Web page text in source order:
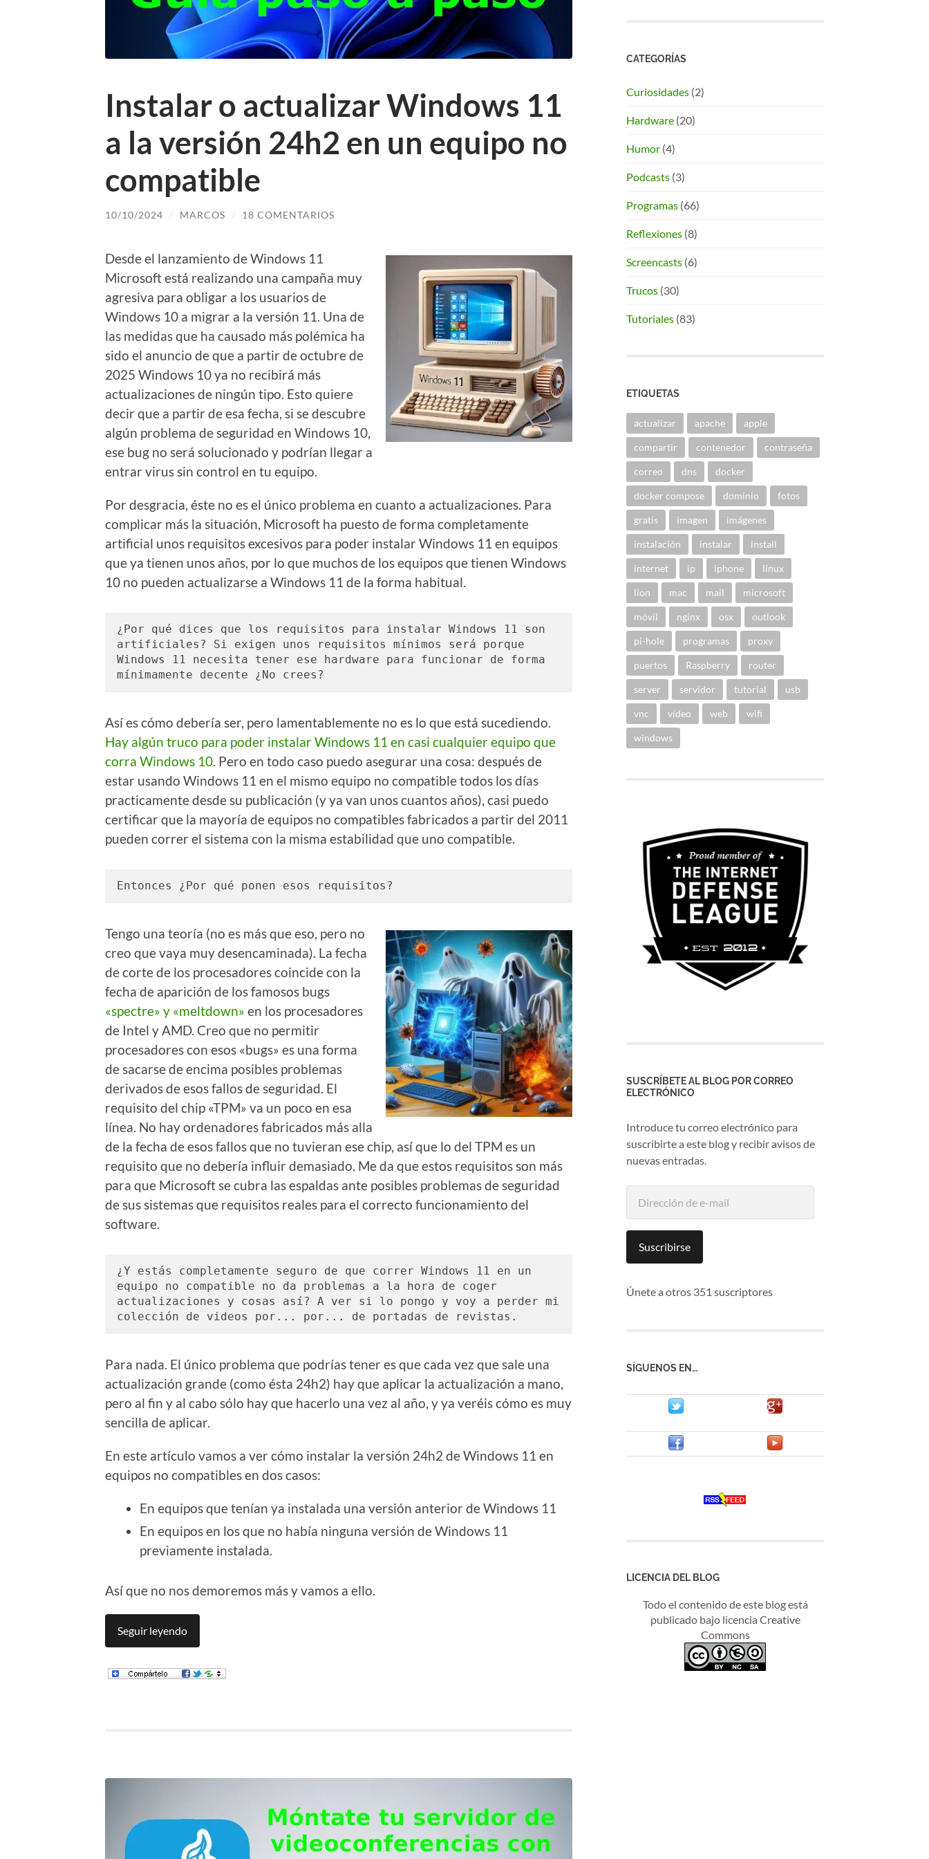
Instalar o actualizar Windows 11
a la versión 24h2 en un equipo no
compatible
10/10/2024 / MARCOS / 18 COMENTARIOS
Desde el lanzamiento de Windows 11
Microsoft está realizando una campaña muy
agresiva para obligar a los usuarios de
Windows 10 a migrar a la versión 11. Una de
las medidas que ha causado más polémica ha
sido el anuncio de que a partir de octubre de
2025 Windows 10 ya no recibirá más
actualizaciones de ningún tipo. Esto quiere
decir que a partir de esa fecha, si se descubre
algún problema de seguridad en Windows 10,
ese bug no será solucionado y podrían llegar a
entrar virus sin control en tu equipo.
Por desgracia, éste no es el único problema en cuanto a actualizaciones. Para
complicar más la situación, Microsoft ha puesto de forma completamente
artificial unos requisitos excesivos para poder instalar Windows 11 en equipos
que ya tienen unos años, por lo que muchos de los equipos que tienen Windows
10 no pueden actualizarse a Windows 11 de la forma habitual.
¿Por qué dices que los requisitos para instalar Windows 11 son
artificiales? Si exigen unos requisitos mínimos será porque
Windows 11 necesita tener ese hardware para funcionar de forma
mínimamente decente ¿No crees?
Así es cómo debería ser, pero lamentablemente no es lo que está sucediendo.
Hay algún truco para poder instalar Windows 11 en casi cualquier equipo que
corra Windows 10. Pero en todo caso puedo asegurar una cosa: después de
estar usando Windows 11 en el mismo equipo no compatible todos los días
practicamente desde su publicación (y ya van unos cuantos años), casi puedo
certificar que la mayoría de equipos no compatibles fabricados a partir del 2011
pueden correr el sistema con la misma estabilidad que uno compatible.
Entonces ¿Por qué ponen esos requisitos?
Tengo una teoría (no es más que eso, pero no
creo que vaya muy desencaminada). La fecha
de corte de los procesadores coincide con la
fecha de aparición de los famosos bugs
«spectre» y «meltdown» en los procesadores
de Intel y AMD. Creo que no permitir
procesadores con esos «bugs» es una forma
de sacarse de encima posibles problemas
derivados de esos fallos de seguridad. El
requisito del chip «TPM» va un poco en esa
línea. No hay ordenadores fabricados más alla
de la fecha de esos fallos que no tuvieran ese chip, así que lo del TPM es un
requisito que no debería influir demasiado. Me da que estos requisitos son más
para que Microsoft se cubra las espaldas ante posibles problemas de seguridad
de sus sistemas que requisitos reales para el correcto funcionamiento del
software.
¿Y estás completamente seguro de que correr Windows 11 en un
equipo no compatible no da problemas a la hora de coger
actualizaciones y cosas así? A ver si lo pongo y voy a perder mi
colección de videos por... por... de portadas de revistas.
Para nada. El único problema que podrías tener es que cada vez que sale una
actualización grande (como ésta 24h2) hay que aplicar la actualización a mano,
pero al fin y al cabo sólo hay que hacerlo una vez al año, y ya veréis cómo es muy
sencilla de aplicar.
En este artículo vamos a ver cómo instalar la versión 24h2 de Windows 11 en
equipos no compatibles en dos casos:
En equipos que tenían ya instalada una versión anterior de Windows 11
En equipos en los que no había ninguna versión de Windows 11
previamente instalada.
Así que no nos demoremos más y vamos a ello.
Seguir leyendo
CATEGORÍAS
Curiosidades (2)
Hardware (20)
Humor (4)
Podcasts (3)
Programas (66)
Reflexiones (8)
Screencasts (6)
Trucos (30)
Tutoriales (83)
ETIQUETAS
actualizar apache apple
compartir contenedor contraseña
correo dns docker
docker compose dominio fotos
gratis imagen imágenes
instalación instalar install
internet ip iphone linux
lion mac mail microsoft
móvil nginx osx outlook
pi-hole programas proxy
puertos Raspberry router
server servidor tutorial usb
vnc vídeo web wifi
windows
SUSCRÍBETE AL BLOG POR CORREO
ELECTRÓNICO
Introduce tu correo electrónico para
suscribirte a este blog y recibir avisos de
nuevas entradas.
mailSuscribirse
Únete a otros 351 suscriptores
SÍGUENOS EN…
LICENCIA DEL BLOG
Todo el contenido de este blog está
publicado bajo licencia Creative
Commons